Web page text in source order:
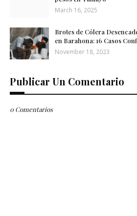
March 16, 2025
Brotes de Cólera
en Barahona: 16 Casos
November 18, 2023
Publicar Un Comentario
0 Comentarios